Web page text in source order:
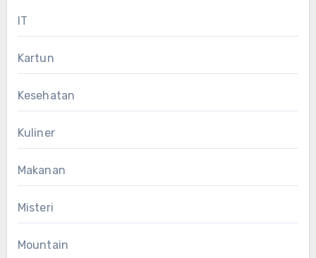
IT
Kartun
Kesehatan
Kuliner
Makanan
Misteri
Mountain